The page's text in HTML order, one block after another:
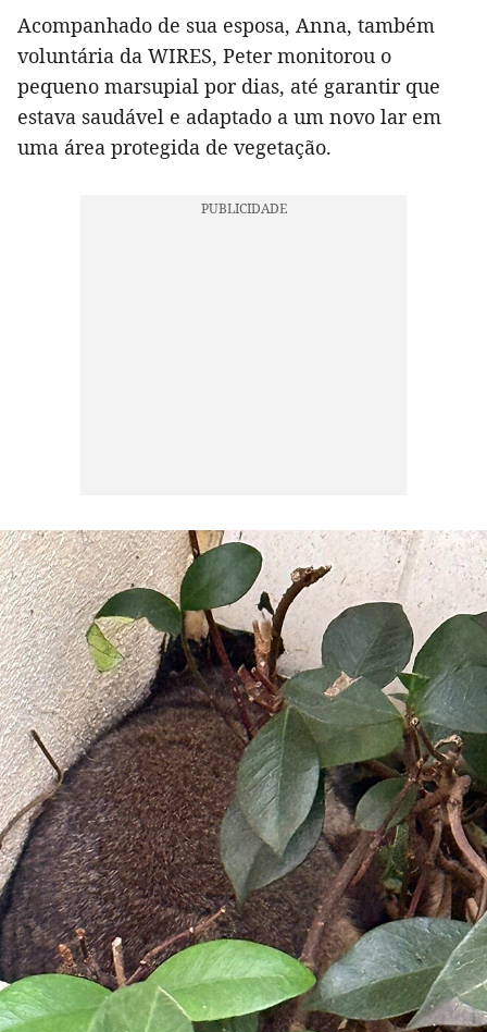
Acompanhado de sua esposa, Anna, também
voluntária da WIRES, Peter monitorou o
pequeno marsupial por dias, até garantir que
estava saudável e adaptado a um novo lar em
uma área protegida de vegetação.